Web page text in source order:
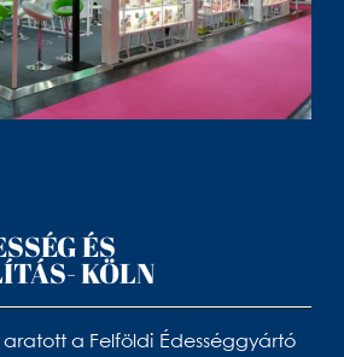
ÉS
KÖLN
aratott a Felföldi Édességgyártó